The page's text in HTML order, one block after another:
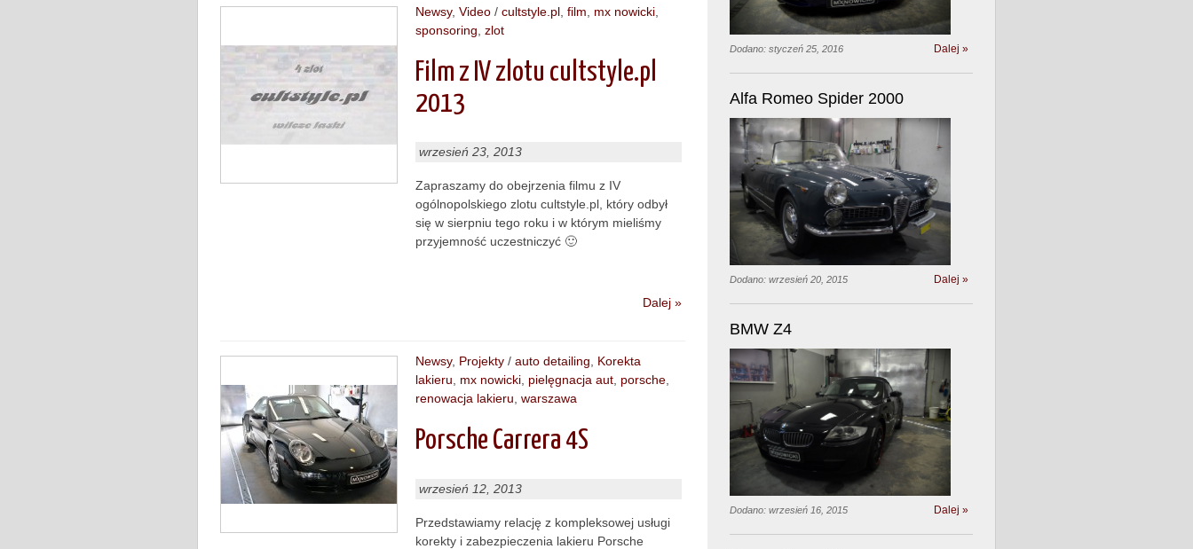
Newsy, Video / cultstyle.pl film mx nowicki
sponsoring zlot
Film z IV zlotu cultstyle.pl
2013
wrzesień 23, 2013
Zapraszamy do obejrzenia filmu z IV
ogólnopolskiego zlotu cultstyle.pl, który odbył
się w sierpniu tego roku i w którym mieliśmy
przyjemność uczestniczyć 🙂
Dalej »
Newsy, Projekty / auto detailing
Korekta
lakieru
mx nowicki pielęgnacja aut porsche
renowacja lakieru warszawa
Porsche Carrera 4S
wrzesień 12, 2013
Przedstawiamy relację z kompleksowej usługi
korekty i zabezpieczenia lakieru Porsche
Dodano: styczeń 25, 2016 Dalej »
Alfa Romeo Spider 2000
Dodano: wrzesień 20, 2015 Dalej »
BMW Z4
Dodano: wrzesień 16, 2015 Dalej »